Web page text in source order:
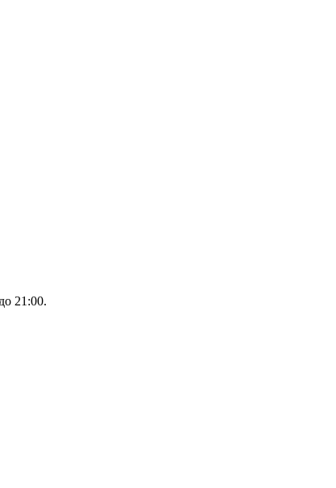
21:00.